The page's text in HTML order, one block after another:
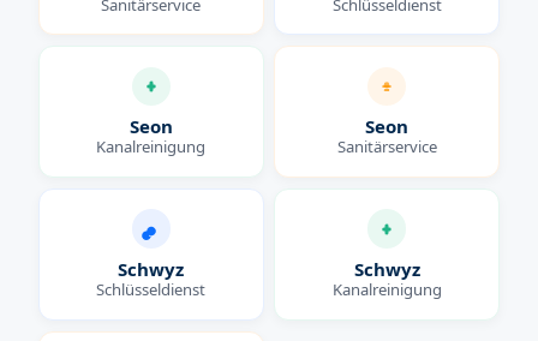
Seon
Kanalreinigung
Seon
Sanitärservice
Schwyz
Schlüsseldienst
Schwyz
Kanalreinigung